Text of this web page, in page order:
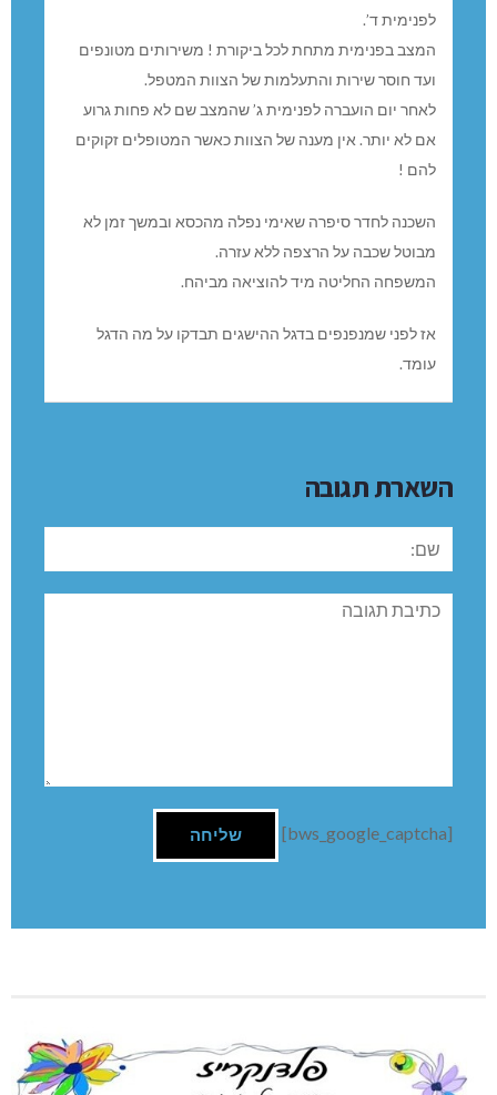
לפנימית ד’.
המצב בפנימית מתחת לכל ביקורת ! משירותים מטונפים
ועד חוסר שירות והתעלמות של הצוות המטפל.
לאחר יום הועברה לפנימית ג’ שהמצב שם לא פחות גרוע
אם לא יותר. אין מענה של הצוות כאשר המטופלים זקוקים
להם !
השכנה לחדר סיפרה שאימי נפלה מהכסא ובמשך זמן לא
מבוטל שכבה על הרצפה ללא עזרה.
המשפחה החליטה מיד להוציאה מביהח.
אז לפני שמנפנפים בדגל ההישגים תבדקו על מה הדגל
עומד.
השארת תגובה
שם:
תגובה
[bws_google_captcha]